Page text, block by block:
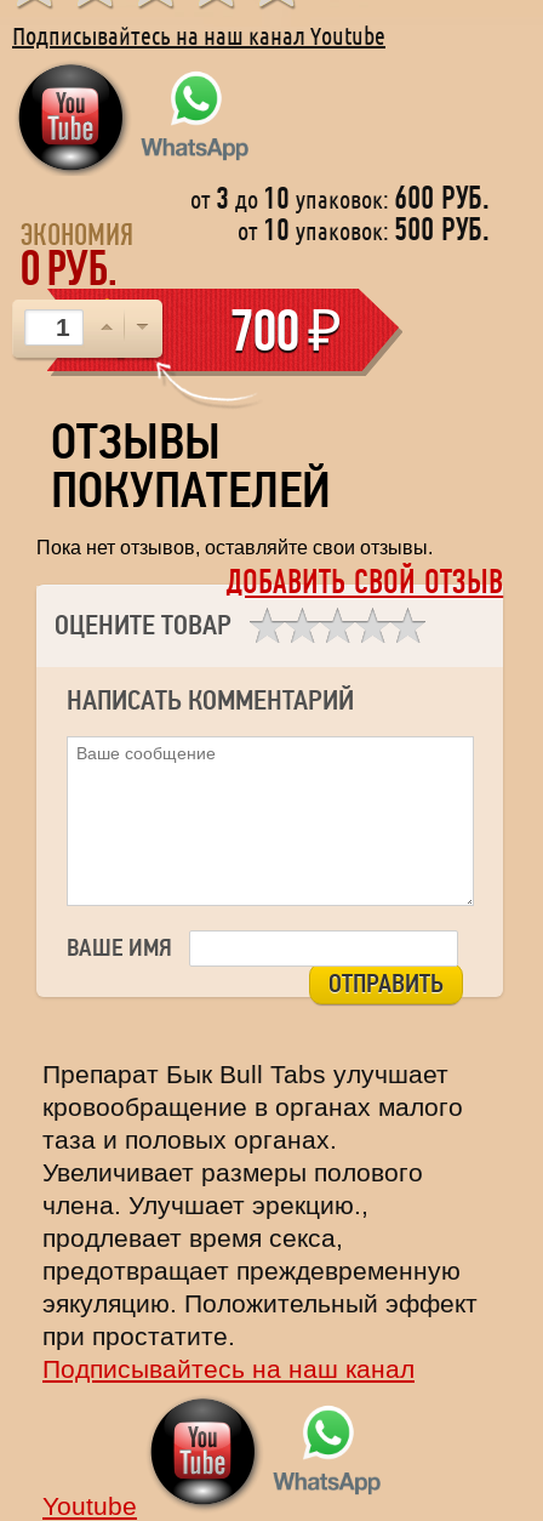
Подписывайтесь на наш канал Youtube
Продукт может использоваться при гипертонии,
сахарном диабете, гипертензии, совместим с
алкоголем.
от 3 до 10 упаковок: 600 РУБ.
от 10 упаковок: 500 РУБ.
ЭКОНОМИЯ
0РУБ.
700₽
ОТЗЫВЫ
ПОКУПАТЕЛЕЙ
Пока нет отзывов, оставляйте свои отзывы.
ДОБАВИТЬ СВОЙ ОТЗЫВ
ОЦЕНИТЕ ТОВАР
НАПИСАТЬ КОММЕНТАРИЙ
ВАШЕ ИМЯ
ОТПРАВИТЬ
Препарат Бык Bull Tabs улучшает
кровообращение в органах малого
таза и половых органах.
Увеличивает размеры полового
члена. Улучшает эрекцию.,
продлевает время секса,
предотвращает преждевременную
эякуляцию. Положительный эффект
при простатите.
Подписывайтесь на наш канал
Youtube